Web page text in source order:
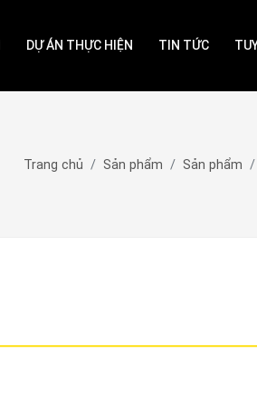
DỰ ÁN THỰC HIỆN TIN TỨC
Trang chủ Sản phẩm Sản phẩm